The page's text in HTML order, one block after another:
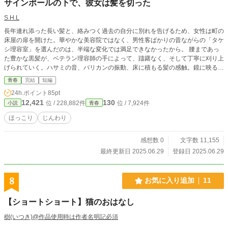
凛空凛空凛空凛空凛空凛空凛空凛空凛空凛空凛空凛空凛空凛
の高校三年生。双子。 大空日花/月花(おおぞらにっか/げっか)
超絶美人の高校一年生。双子。 佐藤陽菜(さとうひな) 超絶美
人の高校二年生。那由多。
サインポールの下で、彼女は髪を切った
S.H.L
長年連れ添った長い髪と、絡みつく過去の自分に別れを告げるため、女性は町の
床屋の扉を開けた。華やかな美容院ではなく、男性客ばかりの昔ながらの「タケ
シ理容室」を選んだのは、半端な変化では満足できなかったから。 腰まであっ
た豊かな黒髪が、ベテラン理容師の手によって、躊躇なく、そして丁寧に刈り上
げられていく。ハサミの音、バリカンの振動、床に積もる髪の感触。鏡に映る自
分のシルエットがみるみるうちに変わり果てていく様を見つめながら、彼女の心
にも劇的な変化が訪れる。 失恋か、転職か、それとも──。具体的な理由は語ら
れないまま、髪が短くなるにつれて剥き出しになっていくのは、髪に隠されてい
た頭の形だけではない。社会的な役割や、「女性らしさ」という鎧を脱ぎ捨て、
ありのままの自分と向き合う過程が、五感を刺激する詳細な描写と内面の吐露と
共に描かれる。 髪と共に過去を床に落とし、新しい自分としてサインポールの
青春 完結 短編
24h.ポイント 85pt
小説 12,421 位 / 228,882件 青春 130 位 / 7,924件
ほっこり じんわり
感想数 0
文字数 11,155
最終更新日 2025.06.29
登録日 2025.06.29
8 お気に入り追加 11
【ショートショート】猫のおはなし
樹(いつき)@作品使用時は作者名明記必須